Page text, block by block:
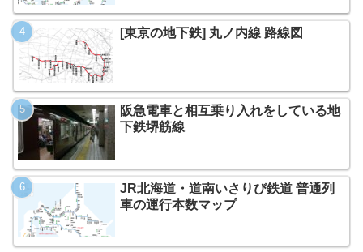
[東京の地下鉄] 丸ノ内線 路線図
阪急電車と相互乗り入れをしている地
下鉄堺筋線
JR北海道・道南いさりび鉄道 普通列
車の運行本数マップ